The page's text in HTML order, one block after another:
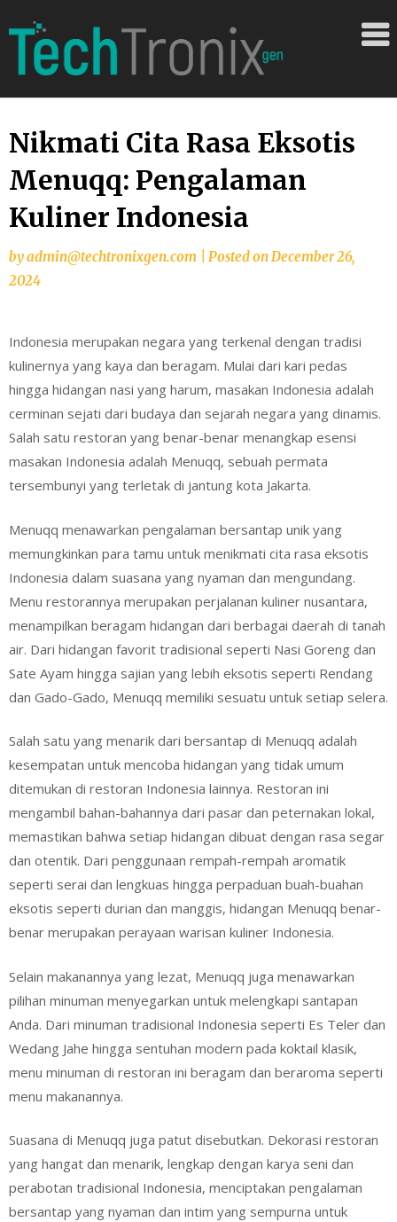
to
content
Bermain
Terbaik
untuk
Nikmati Cita Rasa Eksotis
Menuqq: Pengalaman
Kuliner Indonesia
byadmin@techtronixgen.com Posted onDecember 26,
2024
Indonesia merupakan negara yang terkenal dengan tradisi
kulinernya yang kaya dan beragam. Mulai dari kari pedas
hingga hidangan nasi yang harum, masakan Indonesia adalah
cerminan sejati dari budaya dan sejarah negara yang dinamis.
Salah satu restoran yang benar-benar menangkap esensi
masakan Indonesia adalah Menuqq, sebuah permata
tersembunyi yang terletak di jantung kota Jakarta.
Menuqq menawarkan pengalaman bersantap unik yang
memungkinkan para tamu untuk menikmati cita rasa eksotis
Indonesia dalam suasana yang nyaman dan mengundang.
Menu restorannya merupakan perjalanan kuliner nusantara,
menampilkan beragam hidangan dari berbagai daerah di tanah
air. Dari hidangan favorit tradisional seperti Nasi Goreng dan
Sate Ayam hingga sajian yang lebih eksotis seperti Rendang
dan Gado-Gado, Menuqq memiliki sesuatu untuk setiap selera.
Salah satu yang menarik dari bersantap di Menuqq adalah
kesempatan untuk mencoba hidangan yang tidak umum
ditemukan di restoran Indonesia lainnya. Restoran ini
mengambil bahan-bahannya dari pasar dan peternakan lokal,
memastikan bahwa setiap hidangan dibuat dengan rasa segar
dan otentik. Dari penggunaan rempah-rempah aromatik
seperti serai dan lengkuas hingga perpaduan buah-buahan
eksotis seperti durian dan manggis, hidangan Menuqq benar-
benar merupakan perayaan warisan kuliner Indonesia.
Selain makanannya yang lezat, Menuqq juga menawarkan
pilihan minuman menyegarkan untuk melengkapi santapan
Anda. Dari minuman tradisional Indonesia seperti Es Teler dan
Wedang Jahe hingga sentuhan modern pada koktail klasik,
menu minuman di restoran ini beragam dan beraroma seperti
menu makanannya.
Suasana di Menuqq juga patut disebutkan. Dekorasi restoran
yang hangat dan menarik, lengkap dengan karya seni dan
perabotan tradisional Indonesia, menciptakan pengalaman
bersantap yang nyaman dan intim yang sempurna untuk